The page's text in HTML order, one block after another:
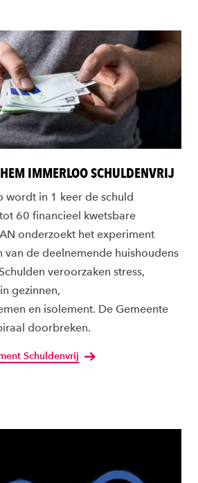
IMMERLOO SCHULDENVRIJ
wordt in 1 keer de schuld
60 financieel kwetsbare
onderzoekt het experiment
de deelnemende huishoudens
veroorzaken stress,
gezinnen,
en isolement. De Gemeente
doorbreken.
Schuldenvrij